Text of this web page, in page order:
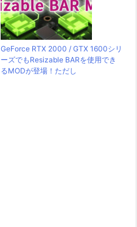
GeForce RTX 2000 / GTX 1600シリ
ーズでもResizable BARを使用でき
るMODが登場！ただし